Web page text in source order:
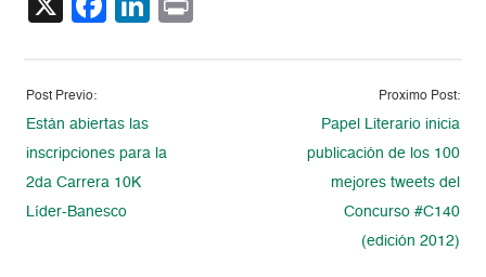
Post Previo:
Están abiertas las
inscripciones para la
2da Carrera 10K
Líder-Banesco
Proximo Post:
Papel Literario inicia
publicación de los 100
mejores tweets del
Concurso #C140
(edición 2012)